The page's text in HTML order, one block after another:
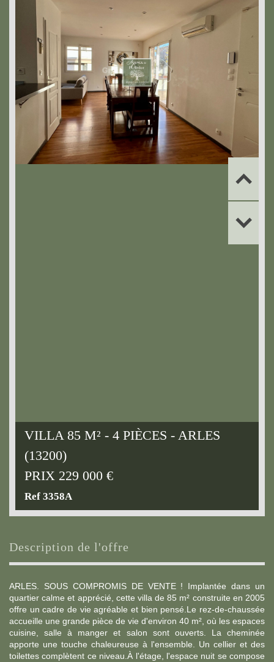
VILLA 85 M² - 4 PIÈCES - ARLES
(13200)
PRIX 229 000 €
Ref 3358A
description de l'offre
ARLES. SOUS COMPROMIS DE VENTE ! Implantée dans un
quartier calme et apprécié, cette villa de 85 m² construite en 2005
offre un cadre de vie agréable et bien pensé.Le rez-de-chaussée
accueille une grande pièce de vie d'environ 40 m², où les espaces
cuisine, salle à manger et salon sont ouverts. La cheminée
apporte une touche chaleureuse à l'ensemble. Un cellier et des
toilettes complètent ce niveau.À l'étage, l'espace nuit se compose